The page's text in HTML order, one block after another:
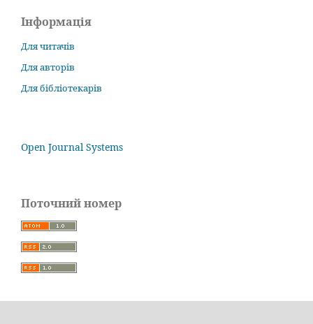
Інформація
Для читачів
Для авторів
Для бібліотекарів
Open Journal Systems
Поточний номер